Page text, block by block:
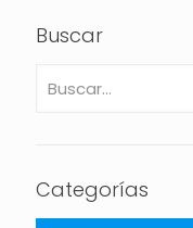
Buscar
Categorías